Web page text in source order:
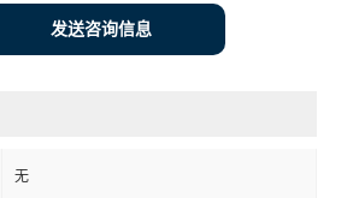
发送咨询信息
无